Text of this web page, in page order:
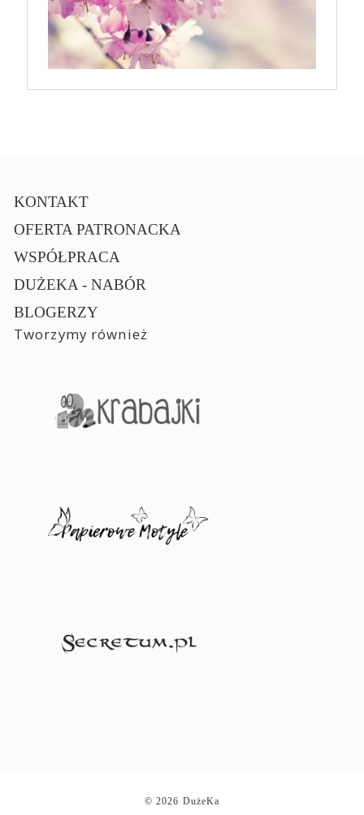
KONTAKT
OFERTA PATRONACKA
WSPÓŁPRACA
DUŻEKA - NABÓR
BLOGERZY
Tworzymy również
© 2026 DużeKa